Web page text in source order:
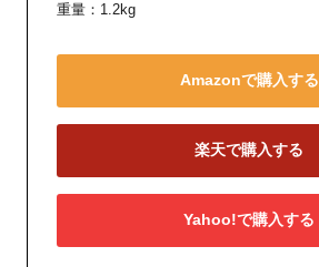
重量：1.2kg
Amazonで購入する
楽天で購入する
Yahoo!で購入する